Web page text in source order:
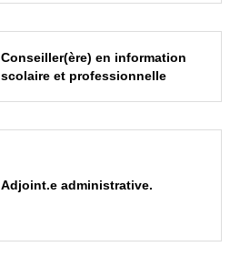
Conseiller(ère) en information
scolaire et professionnelle
Adjoint.e administrative.